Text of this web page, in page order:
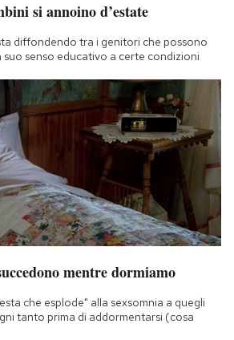
si annoino d’estate
diffondendo tra i genitori che possono
senso educativo a certe condizioni
mentre dormiamo
che esplode" alla sexsomnia a quegli
tanto prima di addormentarsi (cosa